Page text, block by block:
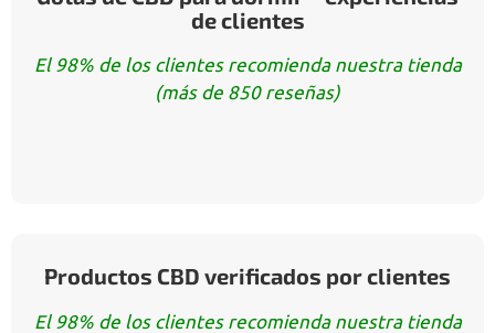
de clientes
El 98% de los clientes recomienda nuestra tienda
(más de 850 reseñas)
Productos CBD verificados por clientes
El 98% de los clientes recomienda nuestra tienda